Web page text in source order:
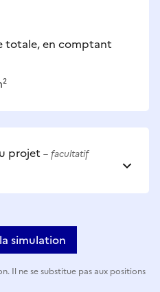
totale, en comptant
projet – facultatif
simulation
Il ne se substitue pas aux positions